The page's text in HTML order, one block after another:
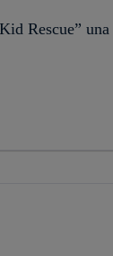
Rescue” una